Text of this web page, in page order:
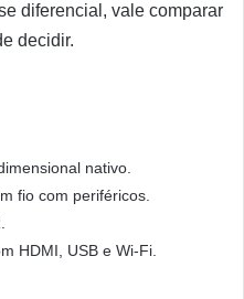
diferencial, vale comparar
decidir.
nativo.
fio com periféricos.
HDMI, USB e Wi-Fi.